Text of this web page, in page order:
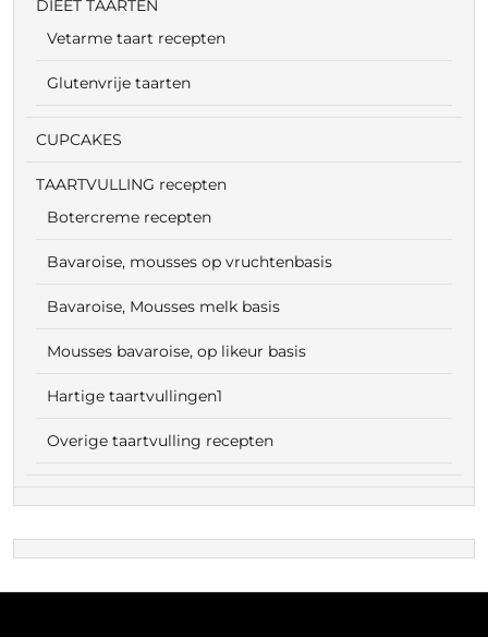
DIEET TAARTEN
Vetarme taart recepten
Glutenvrije taarten
CUPCAKES
TAARTVULLING recepten
Botercreme recepten
Bavaroise, mousses op vruchtenbasis
Bavaroise, Mousses melk basis
Mousses bavaroise, op likeur basis
Hartige taartvullingen1
Overige taartvulling recepten